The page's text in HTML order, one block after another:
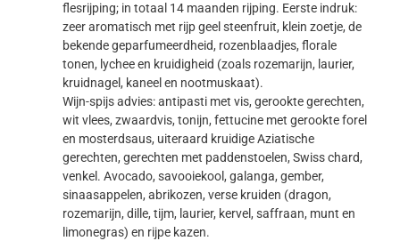
flesrijping; in totaal 14 maanden rijping. Eerste indruk:
zeer aromatisch met rijp geel steenfruit, klein zoetje, de
bekende geparfumeerdheid, rozenblaadjes, florale
tonen, lychee en kruidigheid (zoals rozemarijn, laurier,
kruidnagel, kaneel en nootmuskaat).
Wijn-spijs advies: antipasti met vis, gerookte gerechten,
wit vlees, zwaardvis, tonijn, fettucine met gerookte forel
en mosterdsaus, uiteraard kruidige Aziatische
gerechten, gerechten met paddenstoelen, Swiss chard,
venkel. Avocado, savooiekool, galanga, gember,
sinaasappelen, abrikozen, verse kruiden (dragon,
rozemarijn, dille, tijm, laurier, kervel, saffraan, munt en
limonegras) en rijpe kazen.